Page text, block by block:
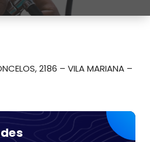
2186 – VILA MARIANA –